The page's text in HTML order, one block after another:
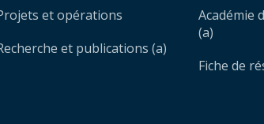
et opérations
et publications (a)
Académie
(a)
Fiche de